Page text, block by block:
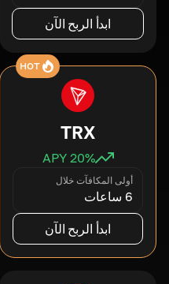
ابدأ الربح الآن
HOT
TRX
20% APY
أولى المكافآت خلال
6 ساعات
ابدأ الربح الآن